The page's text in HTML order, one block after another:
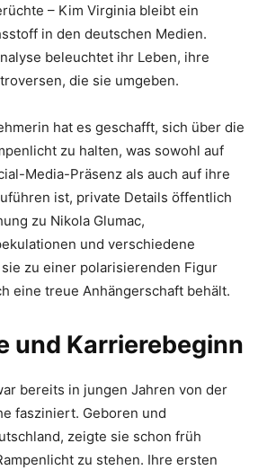
– Kim Virginia bleibt ein
in den deutschen Medien.
beleuchtet ihr Leben, ihre
die sie umgeben.
hat es geschafft, sich über die
zu halten, was sowohl auf
Media-Präsenz als auch auf ihre
ist, private Details öffentlich
zu Nikola Glumac,
und verschiedene
zu einer polarisierenden Figur
eine treue Anhängerschaft behält.
und Karrierebeginn
bereits in jungen Jahren von der
fasziniert. Geboren und
zeigte sie schon früh
zu stehen. Ihre ersten